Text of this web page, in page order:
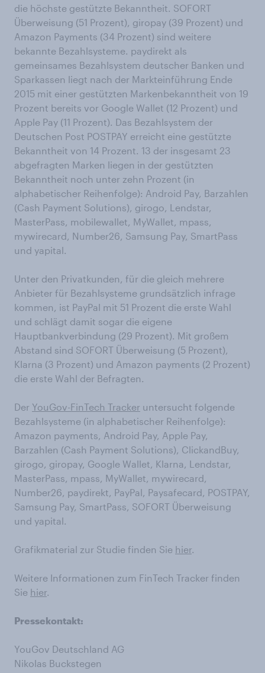
die höchste gestützte Bekanntheit. SOFORT
Überweisung (51 Prozent), giropay (39 Prozent) und
Amazon Payments (34 Prozent) sind weitere
bekannte Bezahlsysteme. paydirekt als
gemeinsames Bezahlsystem deutscher Banken und
Sparkassen liegt nach der Markteinführung Ende
2015 mit einer gestützten Markenbekanntheit von 19
Prozent bereits vor Google Wallet (12 Prozent) und
Apple Pay (11 Prozent). Das Bezahlsystem der
Deutschen Post POSTPAY erreicht eine gestützte
Bekanntheit von 14 Prozent. 13 der insgesamt 23
abgefragten Marken liegen in der gestützten
Bekanntheit noch unter zehn Prozent (in
alphabetischer Reihenfolge): Android Pay, Barzahlen
(Cash Payment Solutions), girogo, Lendstar,
MasterPass, mobilewallet, MyWallet, mpass,
mywirecard, Number26, Samsung Pay, SmartPass
und yapital.
Unter den Privatkunden, für die gleich mehrere
Anbieter für Bezahlsysteme grundsätzlich infrage
kommen, ist PayPal mit 51 Prozent die erste Wahl
und schlägt damit sogar die eigene
Hauptbankverbindung (29 Prozent). Mit großem
Abstand sind SOFORT Überweisung (5 Prozent),
Klarna (3 Prozent) und Amazon payments (2 Prozent)
die erste Wahl der Befragten.
Der YouGov-FinTech Tracker untersucht folgende
Bezahlsysteme (in alphabetischer Reihenfolge):
Amazon payments, Android Pay, Apple Pay,
Barzahlen (Cash Payment Solutions), ClickandBuy,
girogo, giropay, Google Wallet, Klarna, Lendstar,
MasterPass, mpass, MyWallet, mywirecard,
Number26, paydirekt, PayPal, Paysafecard, POSTPAY,
Samsung Pay, SmartPass, SOFORT Überweisung
und yapital.
Grafikmaterial zur Studie finden Sie hier.
Weitere Informationen zum FinTech Tracker finden
Sie hier.
Pressekontakt:
YouGov Deutschland AG
Nikolas Buckstegen